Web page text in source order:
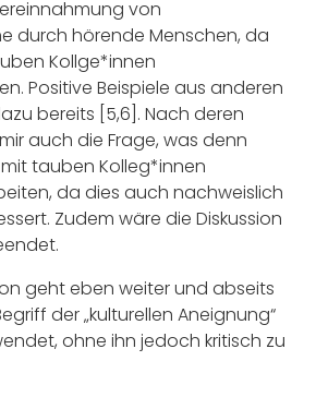
von
durch hörende Menschen, da
Kollge*innen
Positive Beispiele aus anderen
bereits [5,6]. Nach deren
auch die Frage, was denn
tauben Kolleg*innen
da dies auch nachweislich
Zudem wäre die Diskussion
geht eben weiter und abseits
der „kulturellen Aneignung“
ohne ihn jedoch kritisch zu